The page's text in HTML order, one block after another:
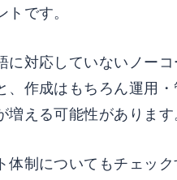
です。
に対応していないノー
、作成はもちろん運用
増える可能性があります
体制についてもチェック